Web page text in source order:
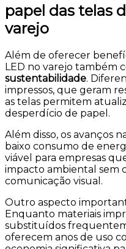
papel das telas
varejo
Além de oferecer
LED no varejo também
sustentabilidade.
impressos, que geram
as telas permitem
desperdício de papel.
Além disso, os avanços
baixo consumo de
viável para empresas
impacto ambiental sem
comunicação visual.
Outro aspecto
Enquanto materiais
substituídos
oferecem anos de uso